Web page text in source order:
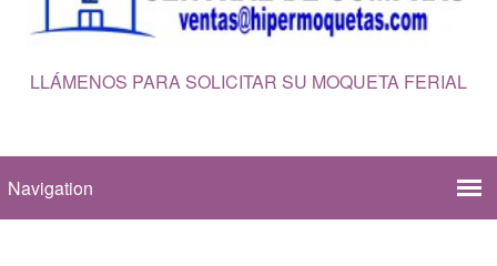
LLÁMENOS PARA SOLICITAR SU MOQUETA FERIAL